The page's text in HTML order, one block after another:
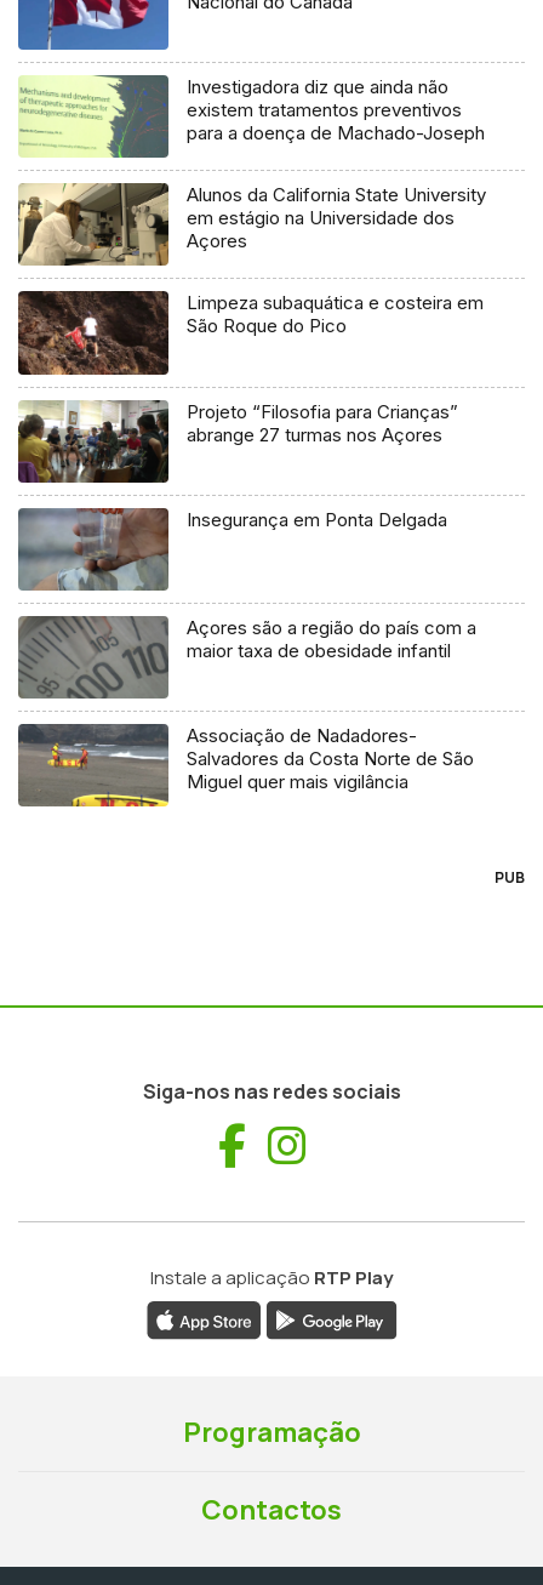
Investigadora diz que ainda não
existem tratamentos preventivos
para a doença de Machado-Joseph
Alunos da California State University
em estágio na Universidade dos
Açores
Limpeza subaquática e costeira em
São Roque do Pico
Projeto “Filosofia para Crianças”
abrange 27 turmas nos Açores
Insegurança em Ponta Delgada
Açores são a região do país com a
maior taxa de obesidade infantil
Associação de Nadadores-
Salvadores da Costa Norte de São
Miguel quer mais vigilância
PUB
Siga-nos nas redes sociais
Facebook
Instale a aplicação RTP Play
Programação
Contactos